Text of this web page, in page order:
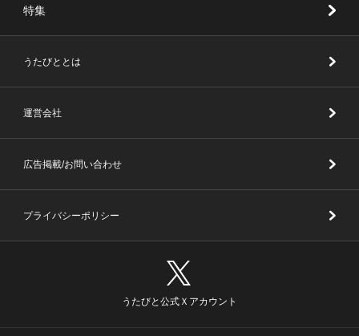
特集
うたびととは
運営会社
広告掲載/お問い合わせ
プライバシーポリシー
うたびと公式Ｘアカウント